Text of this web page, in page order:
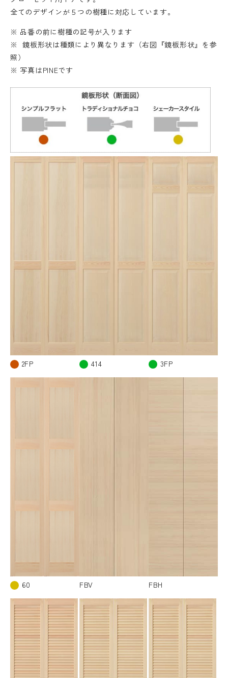
全てのデザインが５つの樹種に対応しています。
※ 品番の前に樹種の記号が入ります
※ 鏡板形状は種類により異なります（右図『鏡板形状』を参
照）
※ 写真はPINEです
2FP 414 3FP
60 FBV FBH